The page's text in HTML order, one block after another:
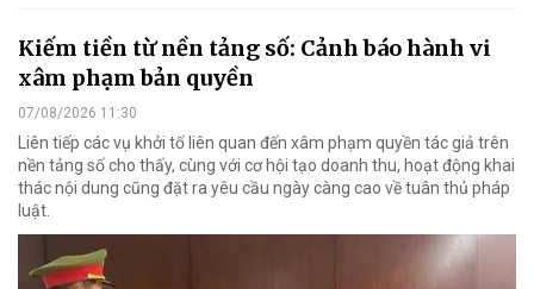
Kiếm tiền từ nền tảng số: Cảnh báo hành vi
xâm phạm bản quyền
07/08/2026 11:30
Liên tiếp các vụ khởi tố liên quan đến xâm phạm quyền tác giả trên
nền tảng số cho thấy, cùng với cơ hội tạo doanh thu, hoạt động khai
thác nội dung cũng đặt ra yêu cầu ngày càng cao về tuân thủ pháp
luật.